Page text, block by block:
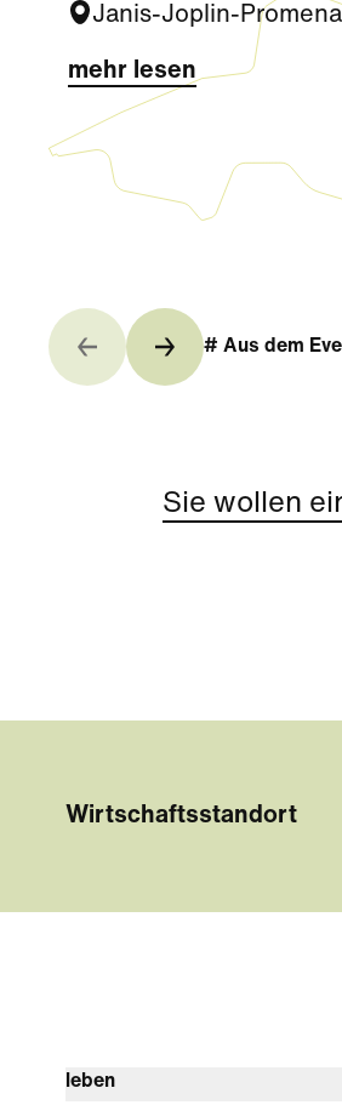
Janis-Joplin-
mehr lesen
# Aus dem
Sie wollen
Wirtschaftsstandort
leben